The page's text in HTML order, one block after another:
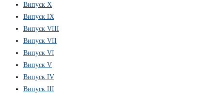
Випуск X
Випуск IX
Випуск VIII
Випуск VII
Випуск VI
Випуск V
Випуск IV
Випуск III